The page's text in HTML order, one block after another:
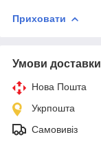
Приховати
Умови доставки
Нова Пошта
Укрпошта
Самовивіз